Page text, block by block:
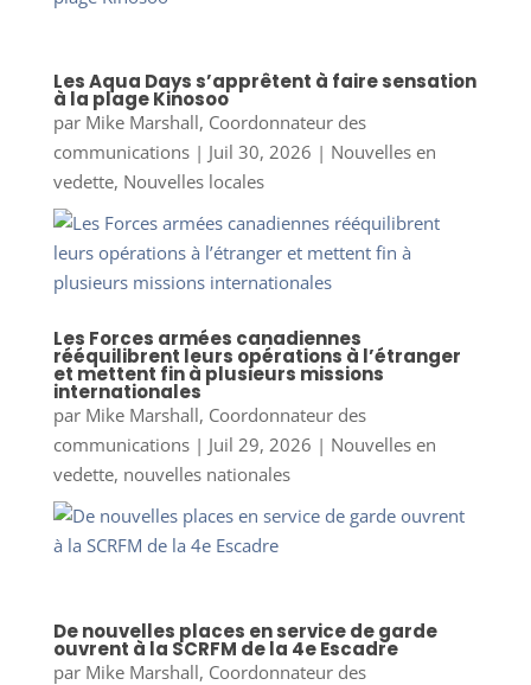
Les Aqua Days s’apprêtent à faire sensation
à la plage Kinosoo
par Mike Marshall, Coordonnateur des
communications| Juil 30, 2026 | Nouvelles en
vedette, Nouvelles locales
Les Forces armées canadiennes
rééquilibrent leurs opérations à l’étranger
et mettent fin à plusieurs missions
internationales
par Mike Marshall, Coordonnateur des
communications| Juil 29, 2026 | Nouvelles en
vedette, nouvelles nationales
De nouvelles places en service de garde
ouvrent à la SCRFM de la 4e Escadre
par Mike Marshall, Coordonnateur des